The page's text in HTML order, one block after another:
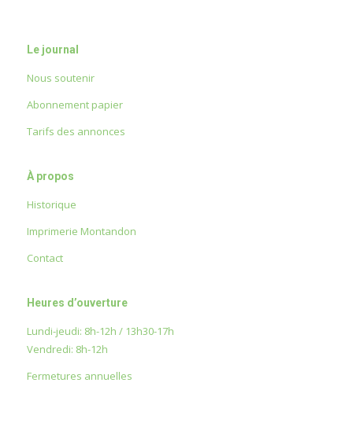
Le journal
Nous soutenir
Abonnement papier
Tarifs des annonces
À propos
Historique
Imprimerie Montandon
Contact
Heures d’ouverture
Lundi-jeudi: 8h-12h / 13h30-17h
Vendredi: 8h-12h
Fermetures annuelles